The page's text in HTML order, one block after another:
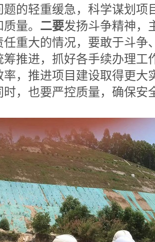
题的轻重缓急，科学谋划
量。 二要发扬斗争精神，
任重大的情况，要敢于斗
筹推进，抓好各手续办理工
，推进项目建设取得更大
时，也要严控质量，确保安